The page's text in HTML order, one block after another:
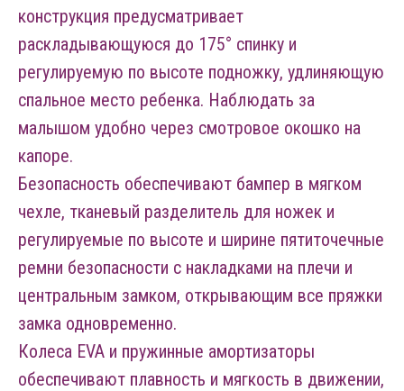
конструкция предусматривает
раскладывающуюся до 175° спинку и
регулируемую по высоте подножку, удлиняющую
спальное место ребенка. Наблюдать за
малышом удобно через смотровое окошко на
капоре.
Безопасность обеспечивают бампер в мягком
чехле, тканевый разделитель для ножек и
регулируемые по высоте и ширине пятиточечные
ремни безопасности с накладками на плечи и
центральным замком, открывающим все пряжки
замка одновременно.
Колеса EVA и пружинные амортизаторы
обеспечивают плавность и мягкость в движении,